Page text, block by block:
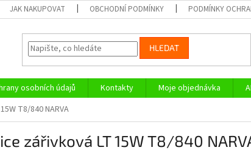
JAK NAKUPOVAT OBCHODNÍ PODMÍNKY PODMÍNKY
HLEDAT
osobních údajů Kontakty Moje objednávka
T8/840 NARVA
zářivková LT 15W T8/840